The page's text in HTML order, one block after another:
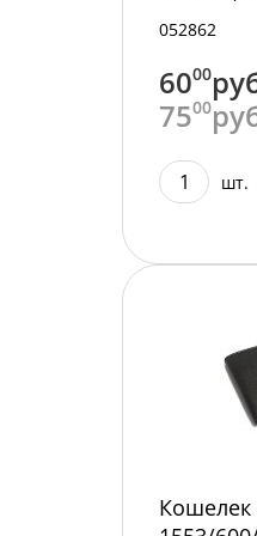
/12/720/
052862
6000
7500
шт.
Кошелек